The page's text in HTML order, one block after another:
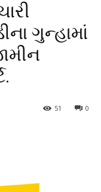
ગુન્હામાં
0
51